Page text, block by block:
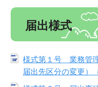
届出様式
様式第１号 業務管
届出先区分の変更）